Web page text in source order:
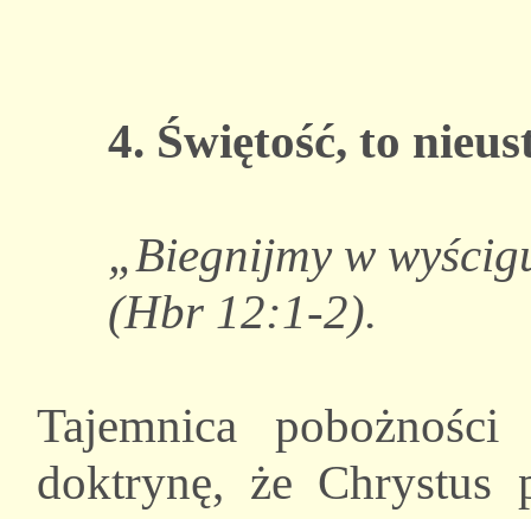
4. Świętość, to
„Biegnijmy w
(Hbr 12:1-2).
Tajemnica
doktrynę, że Chrystus